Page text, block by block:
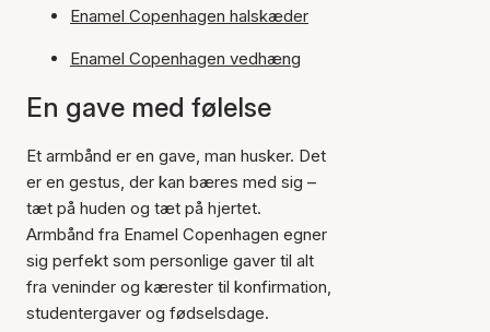
Enamel Copenhagen halskæder
Enamel Copenhagen vedhæng
En gave med følelse
Et armbånd er en gave, man husker. Det
er en gestus, der kan bæres med sig –
tæt på huden og tæt på hjertet.
Armbånd fra Enamel Copenhagen egner
sig perfekt som personlige gaver til alt
fra veninder og kærester til konfirmation,
studentergaver og fødselsdage.